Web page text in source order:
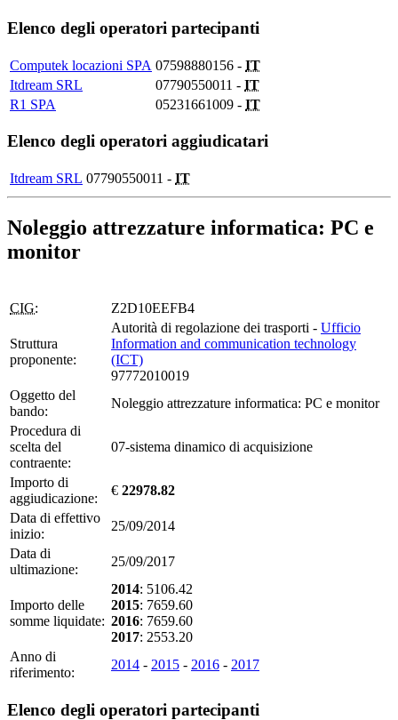
Elenco degli operatori partecipanti
Computek locazioni SPA 07598880156 - IT
Itdream SRL
07790550011 - IT
R1 SPA
05231661009 - IT
Elenco degli operatori aggiudicatari
Itdream SRL 07790550011 - IT
Noleggio attrezzature informatica: PC e
monitor
CIG: Z2D10EEFB4
Struttura
proponente:
Autorità di regolazione dei trasporti - Ufficio
Information and communication technology
(ICT)
97772010019
Oggetto del
bando:
Noleggio attrezzature informatica: PC e monitor
Procedura di
scelta del
contraente:
07-sistema dinamico di acquisizione
Importo di
aggiudicazione:
€ 22978.82
Data di effettivo
inizio:
25/09/2014
Data di
ultimazione:
25/09/2017
Importo delle
somme liquidate:
2014: 5106.42
2015: 7659.60
2016: 7659.60
2017: 2553.20
Anno di
riferimento:
2014 - 2015 - 2016 - 2017
Elenco degli operatori partecipanti